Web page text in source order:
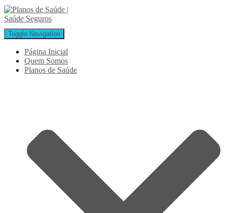
Toggle Navigation
Página Inicial
Quem Somos
Planos de Saúde